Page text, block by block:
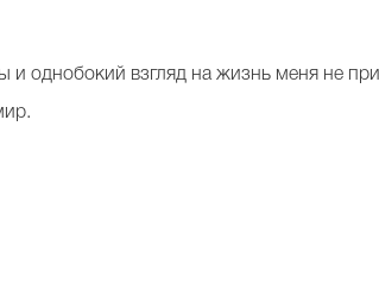
и однобокий взгляд на жизнь меня не